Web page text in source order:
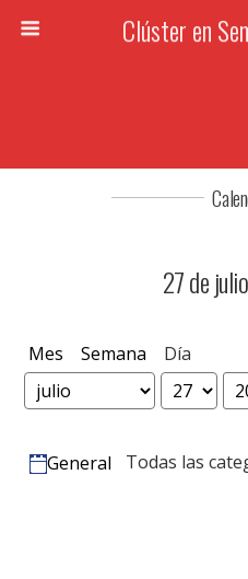
Clúster en
27 de
Mes Semana Día
Mes
Día
Año
Categorías
General Todas las